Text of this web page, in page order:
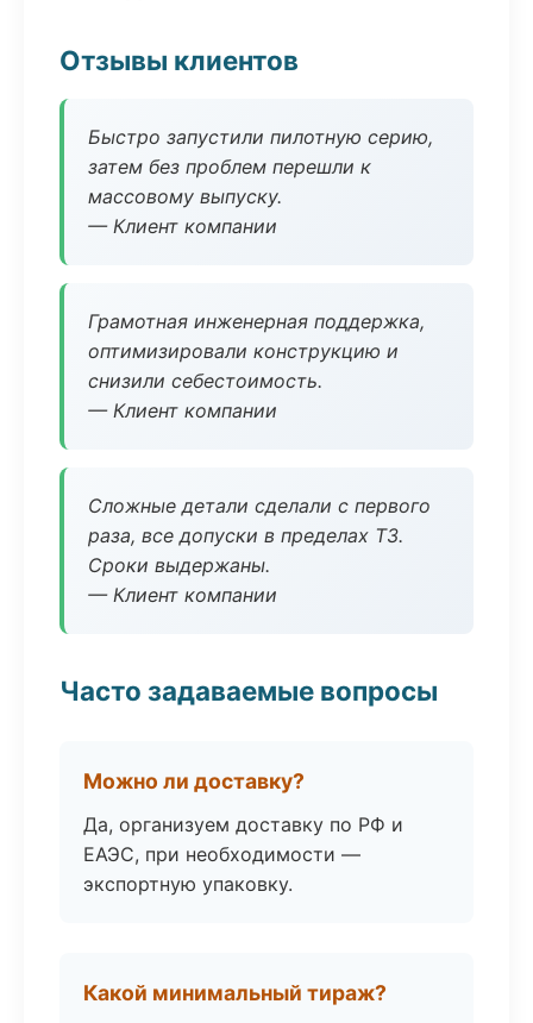
Отзывы клиентов
Быстро запустили пилотную серию,
затем без проблем перешли к
массовому выпуску.
— Клиент компании
Грамотная инженерная поддержка,
оптимизировали конструкцию и
снизили себестоимость.
— Клиент компании
Сложные детали сделали с первого
раза, все допуски в пределах ТЗ.
Сроки выдержаны.
— Клиент компании
Часто задаваемые вопросы
Можно ли доставку?
Да, организуем доставку по РФ и
ЕАЭС, при необходимости —
экспортную упаковку.
Какой минимальный тираж?